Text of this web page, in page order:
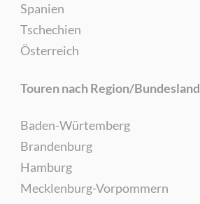
Spanien
Tschechien
Österreich
Touren nach Region/Bundesland
Baden-Würtemberg
Brandenburg
Hamburg
Mecklenburg-Vorpommern